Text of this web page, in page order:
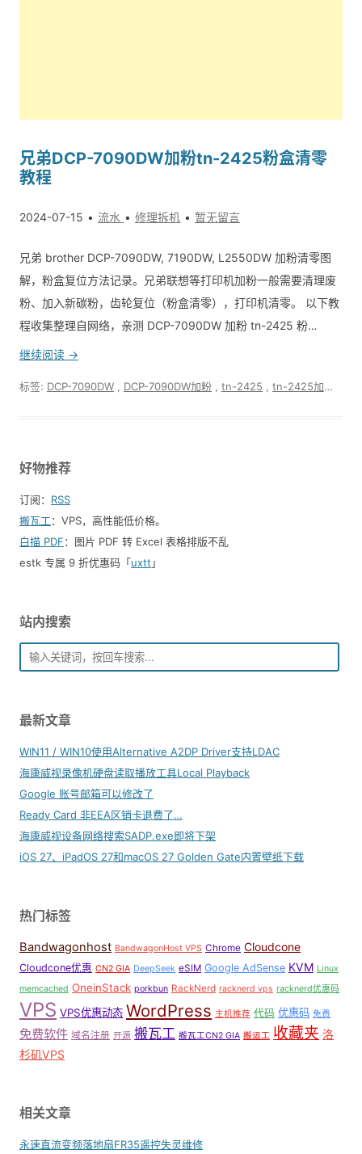
兄弟DCP-7090DW加粉tn-2425粉盒清零
教程
2024-07-15 流水 修理拆机 暂无留言
兄弟 brother DCP-7090DW, 7190DW, L2550DW 加粉清零图
解，粉盒复位方法记录。兄弟联想等打印机加粉一般需要清理废
粉、加入新碳粉，齿轮复位（粉盒清零），打印机清零。 以下教
程收集整理自网络，亲测 DCP-7090DW 加粉 tn-2425 粉…
继续阅读 →
标签: DCP-7090DW DCP-7090DW加粉 tn-2425 tn-2425加粉
好物推荐
订阅： RSS
搬瓦工：VPS，高性能低价格。️
白描 PDF：图片 PDF 转 Excel 表格排版不乱
estk 专属 9 折优惠码「uxtt 」
站内搜索
最新文章
WIN11 / WIN10使用Alternative A2DP Driver支持LDAC
海康威视录像机硬盘读取播放工具Local Playback
Google 账号邮箱可以修改了
Ready Card 非EEA区销卡退费了…
海康威视设备网络搜索SADP.exe即将下架
iOS 27、iPadOS 27和macOS 27 Golden Gate内置壁纸下载
热门标签
Bandwagonhost BandwagonHost VPS Chrome Cloudcone
Cloudcone优惠 CN2 GIA DeepSeek eSIM Google AdSense KVM Linux
memcached OneinStack porkbun RackNerd racknerd vps racknerd优惠码
VPS VPS优惠动态 WordPress 主机推荐 代码 优惠码 免费
免费软件 域名注册 开源 搬瓦工 搬瓦工CN2 GIA 搬运工 收藏夹 洛
杉矶VPS
相关文章
永速直流变频落地扇FR35遥控失灵维修